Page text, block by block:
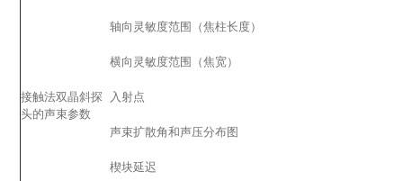
轴向灵敏度范围（焦柱长度）
横向灵敏度范围（焦宽）
接触法双晶斜探
头的声束参数
入射点
声束扩散角和声压分布图
楔块延迟